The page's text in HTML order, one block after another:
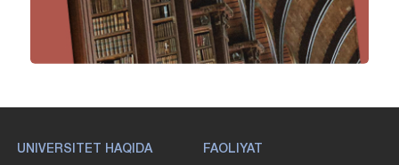
UNIVERSITET HAQIDA FAOLIYAT